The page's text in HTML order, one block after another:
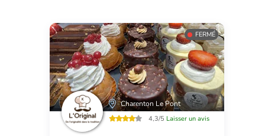
FERMÉ
Charenton Le Pont
4,3/5 Laisser un avis